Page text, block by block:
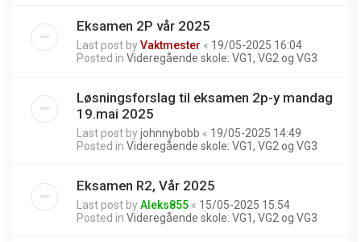
Eksamen 2P vår 2025
Last post byVaktmester « 19/05-2025 16:04
Posted in Videregående skole: VG1, VG2 og VG3
Løsningsforslag til eksamen 2p-y mandag
19.mai 2025
Last post byjohnnybobb « 19/05-2025 14:49
Posted in Videregående skole: VG1, VG2 og VG3
Eksamen R2, Vår 2025
Last post byAleks855 « 15/05-2025 15:54
Posted in Videregående skole: VG1, VG2 og VG3